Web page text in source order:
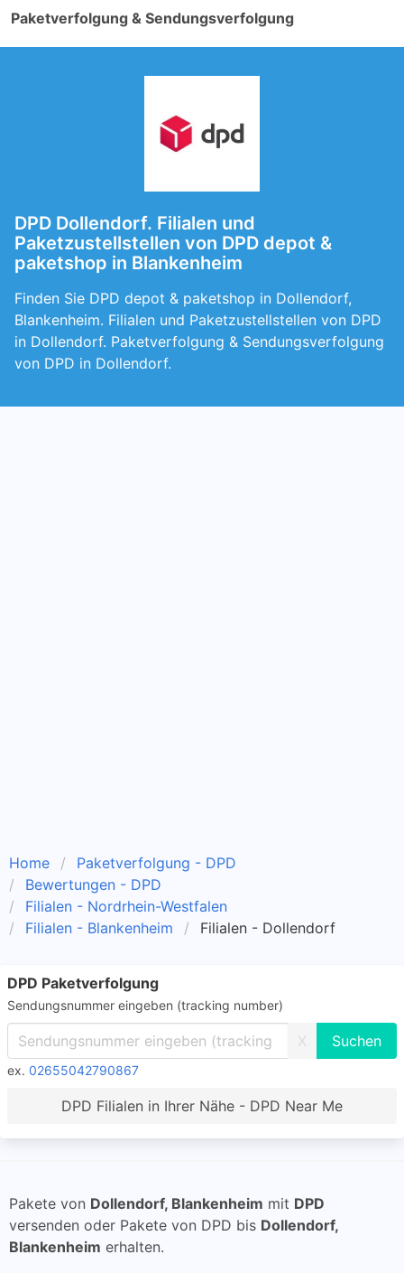
Paketverfolgung & Sendungsverfolgung
DPD Dollendorf. Filialen und
Paketzustellstellen von DPD depot &
paketshop in Blankenheim
Finden Sie DPD depot & paketshop in Dollendorf,
Blankenheim. Filialen und Paketzustellstellen von DPD
in Dollendorf. Paketverfolgung & Sendungsverfolgung
von DPD in Dollendorf.
Home
Paketverfolgung - DPD
Bewertungen - DPD
Filialen - Nordrhein-Westfalen
Filialen - Blankenheim
Filialen - Dollendorf
DPD Paketverfolgung
Sendungsnummer eingeben (tracking number)
X
ex. 02655042790867
DPD Filialen in Ihrer Nähe - DPD Near Me
Pakete von Dollendorf, Blankenheim mit DPD
versenden oder Pakete von DPD bis Dollendorf,
Blankenheim erhalten.